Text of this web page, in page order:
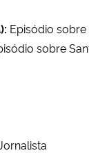
Episódio
sobre